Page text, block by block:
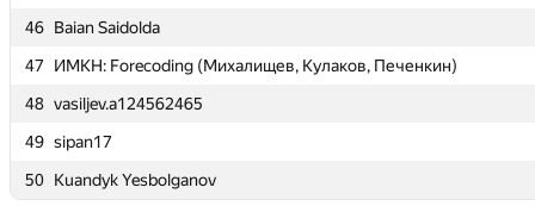
46 Baian Saidolda
47
ИМКН: Forecoding (Михалищев, Кулаков, Печенкин)
48 vasiljev.a124562465
49 sipan17
50 Kuandyk Yesbolganov
46 Baian Saidolda
47
ИМКН: Forecoding (Михалищев, Кулаков, Печенкин)
48 vasiljev.a124562465
49 sipan17
50 Kuandyk Yesbolganov